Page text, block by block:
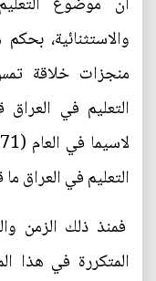
والاستثنائية،
منجزات خلاقة
التعليم في
التعليم في العراق
فمنذ ذلك الزمن
المتكررة في هذا